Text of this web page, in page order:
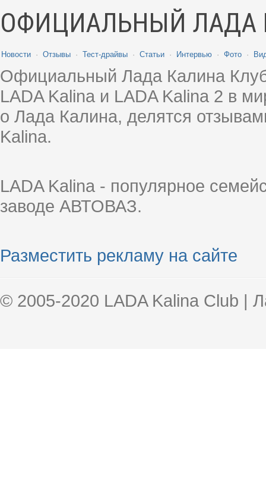
ОФИЦИАЛЬНЫЙ ЛАДА
Новости · Отзывы · Тест-драйвы · Статьи · Интервью · Фото ·
Официальный Лада Калина
LADA Kalina и LADA Kalina 2 в
о Лада Калина, делятся
Kalina.
LADA Kalina - популярное
заводе АВТОВАЗ.
Разместить рекламу на сайте
© 2005-2020 LADA Kalina Club |